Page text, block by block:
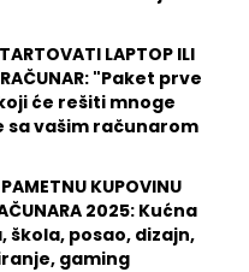
LAPTOP ILI
RAČUNAR: "Paket prve
će rešiti mnoge
sa vašim računarom
KUPOVINU
2025: Kućna
škola, posao, dizajn,
gaming